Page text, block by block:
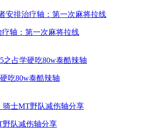
疗轴：第一次麻将拉线
吃80w泰酷辣轴
野队减伤轴分享